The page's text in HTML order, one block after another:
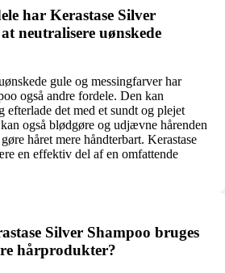
har Kerastase Silver
neutralisere uønskede
gule og messingfarver har
også andre fordele. Den kan
efterlade det med et sundt og plejet
også blødgøre og udjævne hårenden
håret mere håndterbart. Kerastase
en effektiv del af en omfattende
Silver Shampoo bruges
hårprodukter?